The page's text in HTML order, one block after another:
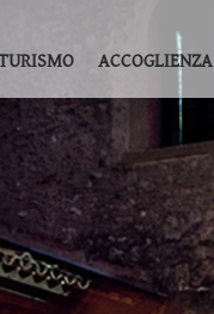
ACCOGLIENZA